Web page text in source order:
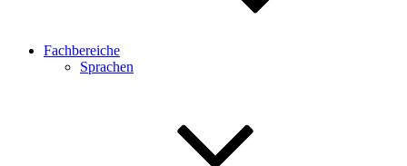
Fachbereiche
Sprachen